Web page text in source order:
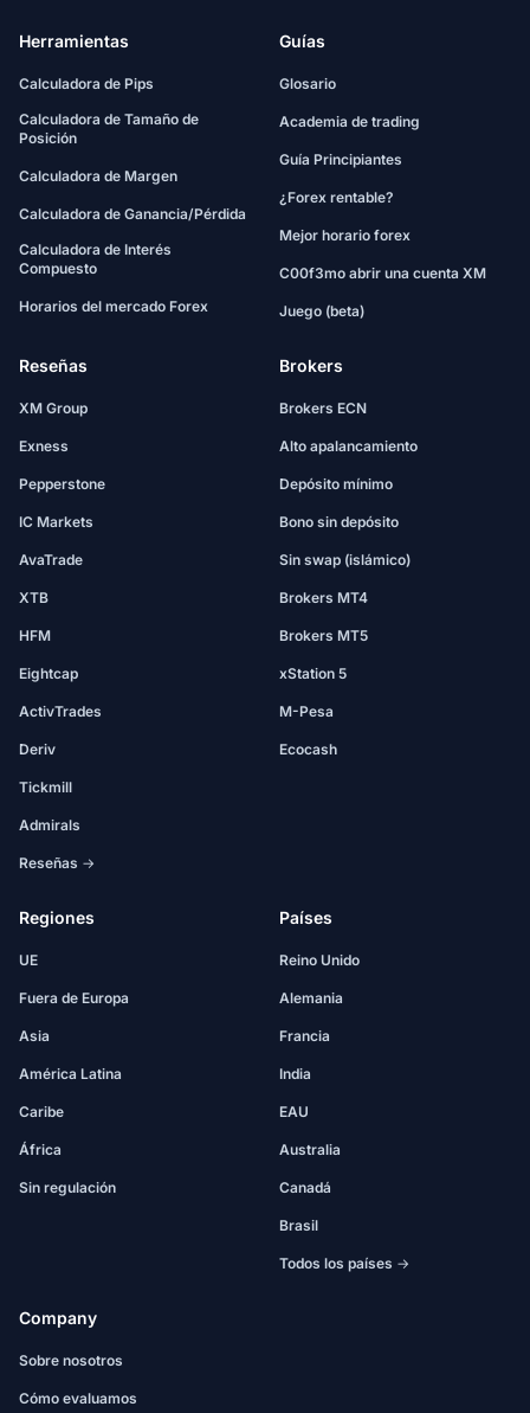
Herramientas
Calculadora de Pips
Calculadora de Tamaño de
Posición
Calculadora de Margen
Calculadora de Ganancia/Pérdida
Calculadora de Interés
Compuesto
Horarios del mercado Forex
Guías
Glosario
Academia de trading
Guía Principiantes
¿Forex rentable?
Mejor horario forex
C00f3mo abrir una cuenta XM
Juego (beta)
Reseñas
XM Group
Exness
Pepperstone
IC Markets
AvaTrade
XTB
HFM
Eightcap
ActivTrades
Deriv
Tickmill
Admirals
Reseñas →
Brokers
Brokers ECN
Alto apalancamiento
Depósito mínimo
Bono sin depósito
Sin swap (islámico)
Brokers MT4
Brokers MT5
xStation 5
M-Pesa
Ecocash
Regiones
UE
Fuera de Europa
Asia
América Latina
Caribe
África
Sin regulación
Países
Reino Unido
Alemania
Francia
India
EAU
Australia
Canadá
Brasil
Todos los países →
Company
Sobre nosotros
Cómo evaluamos